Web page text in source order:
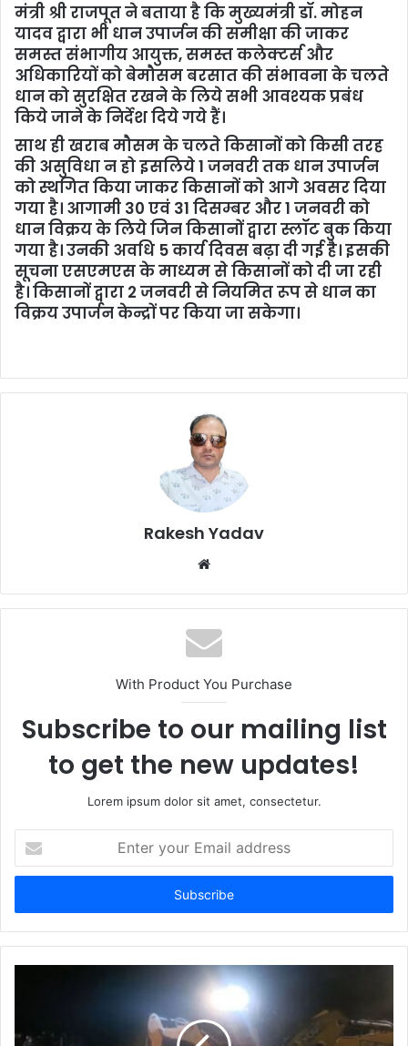
मंत्री श्री राजपूत ने बताया है कि मुख्यमंत्री डॉ. मोहन
यादव द्वारा भी धान उपार्जन की समीक्षा की जाकर
समस्त संभागीय आयुक्त, समस्त कलेक्टर्स और
अधिकारियों को बेमौसम बरसात की संभावना के चलते
धान को सुरक्षित रखने के लिये सभी आवश्यक प्रबंध
किये जाने के निर्देश दिये गये हैं।
साथ ही खराब मौसम के चलते किसानों को किसी तरह
की असुविधा न हो इसलिये 1 जनवरी तक धान उपार्जन
को स्थगित किया जाकर किसानों को आगे अवसर दिया
गया है। आगामी 30 एवं 31 दिसम्बर और 1 जनवरी को
धान विक्रय के लिये जिन किसानों द्वारा स्लॉट बुक किया
गया है। उनकी अवधि 5 कार्य दिवस बढ़ा दी गई है। इसकी
सूचना एसएमएस के माध्यम से किसानों को दी जा रही
है। किसानों द्वारा 2 जनवरी से नियमित रूप से धान का
विक्रय उपार्जन केन्द्रों पर किया जा सकेगा।
Rakesh Yadav
b
s
i
e
With Product You Purchase
Subscribe to our mailing list
to get the new updates!
Lorem ipsum dolor sit amet, consectetur.
t
r
y